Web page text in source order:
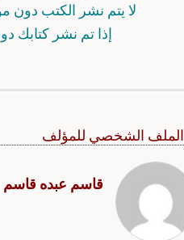
لا يتم نشر الكتب دون
إذا تم نشر كتابك
الملف الشخصي للمؤلف
قاسم عبده قاسم